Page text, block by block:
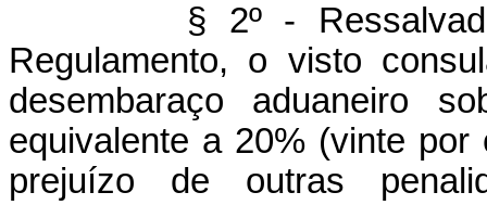
§ 2º - Ressalvados
Regulamento, o visto
desembaraço aduaneiro
equivalente a 20% (vinte
prejuízo de outras